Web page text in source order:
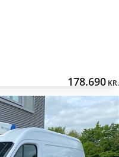
178.690 KR.